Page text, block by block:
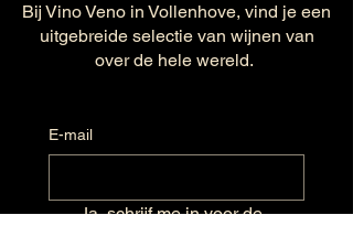
Bij Vino Veno in Vollenhove, vind je een
uitgebreide selectie van wijnen van
over de hele wereld.
E-mail
Ja, schrijf me in voor de